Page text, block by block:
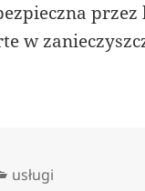
w
Kategorie
usługi